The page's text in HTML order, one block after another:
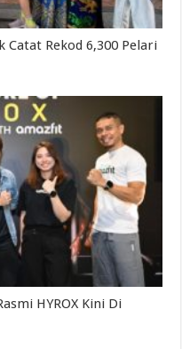
Catat Rekod 6,300 Pelari
HYROX Kini Di